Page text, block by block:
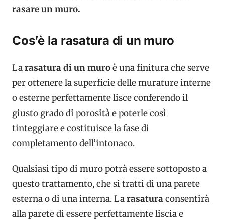
rasare un muro.
Cos’è la rasatura di un muro
Larasatura di un muroè una finitura che serve
per ottenere la superficie delle murature interne
o esterne perfettamente lisce conferendo il
giusto grado di porosità e poterle così
tinteggiare e costituisce la fase di
completamento dell’intonaco.
Qualsiasi tipo di muro potrà essere sottoposto a
questo trattamento, che si tratti di una parete
esterna o di una interna. Larasaturaconsentirà
alla parete di essere perfettamente liscia e